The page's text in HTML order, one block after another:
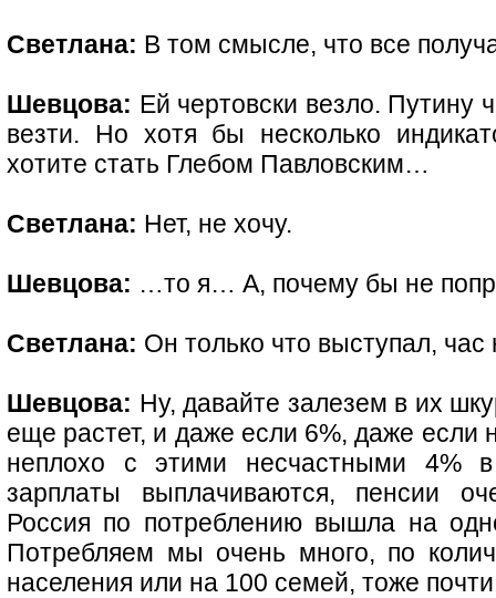
Светлана: В том смысле, что все
Шевцова: Ей чертовски везло. Путину
везти. Но хотя бы несколько
хотите стать Глебом Павловским…
Светлана: Нет, не хочу.
Шевцова: …то я… А, почему бы не
Светлана: Он только что выступал, час
Шевцова: Ну, давайте залезем в их
еще растет, и даже если 6%, даже если
неплохо с этими несчастными 4%
зарплаты выплачиваются, пенсии
Россия по потреблению вышла на
Потребляем мы очень много, по
населения или на 100 семей, тоже